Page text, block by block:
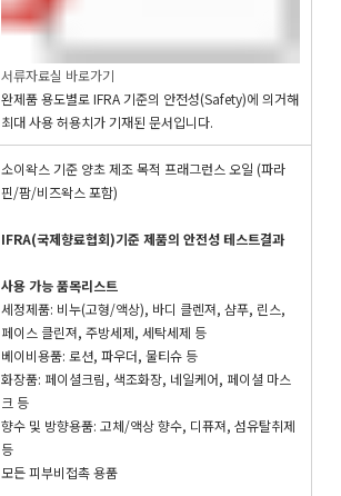
서류자료실 바로가기
완제품 용도별로 IFRA 기준의 안전성(Safety)에 의거해
최대 사용 허용치가 기재된 문서입니다.
소이왁스 기준 양초 제조 목적 프래그런스 오일 (파라
핀/팜/비즈왁스 포함)
IFRA(국제향료협회)기준 제품의 안전성 테스트결과
사용 가능 품목리스트
세정제품: 비누(고형/액상), 바디 클렌져, 샴푸, 린스,
페이스 클린져, 주방세제, 세탁세제 등
베이비용품: 로션, 파우더, 물티슈 등
화장품: 페이셜크림, 색조화장, 네일케어, 페이셜 마스
크 등
향수 및 방향용품: 고체/액상 향수, 디퓨져, 섬유탈취제
등
모든 피부비접촉 용품